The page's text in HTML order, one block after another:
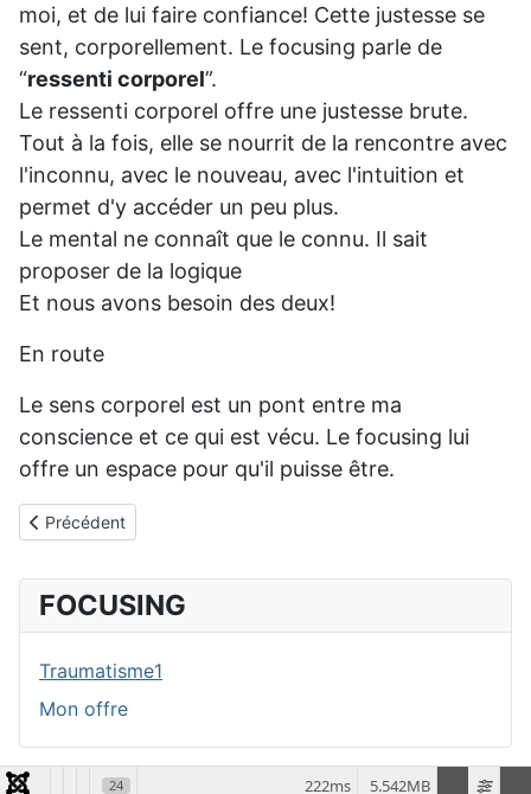
moi, et de lui faire confiance! Cette justesse se
sent, corporellement. Le focusing parle de
“ressenti corporel”.
Le ressenti corporel offre une justesse brute.
Tout à la fois, elle se nourrit de la rencontre avec
l'inconnu, avec le nouveau, avec l'intuition et
permet d'y accéder un peu plus.
Le mental ne connaît que le connu. Il sait
proposer de la logique
Et nous avons besoin des deux!
En route
Le sens corporel est un pont entre ma
conscience et ce qui est vécu. Le focusing lui
offre un espace pour qu'il puisse être.
Article précédent : Focusing
Précédent
FOCUSING
Traumatisme1
Mon offre
24 5.542MB
222ms